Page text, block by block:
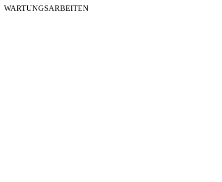
WARTUNGSARBEITEN